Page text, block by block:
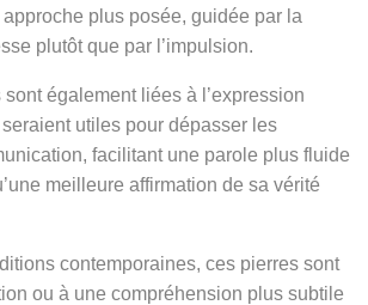
plus posée, guidée par la
plutôt que par l’impulsion.
également liées à l’expression
utiles pour dépasser les
facilitant une parole plus fluide
meilleure affirmation de sa vérité
contemporaines, ces pierres sont
ou à une compréhension plus subtile